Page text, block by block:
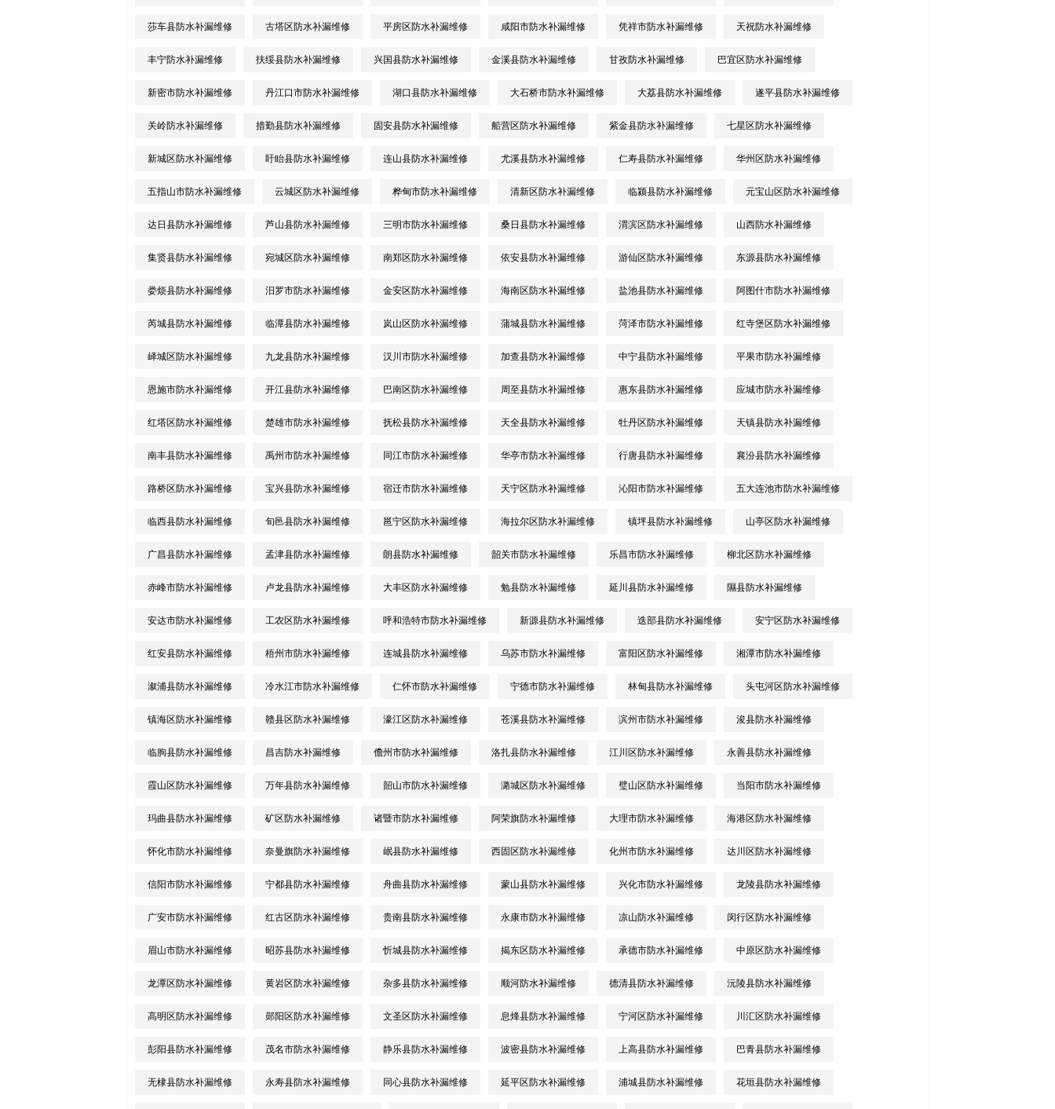
莎车县防水补漏维修 古塔区防水补漏维修 平房区防水补漏维修 咸阳市防水补漏维修 凭祥市防水补漏维修 天祝防水补漏维修
丰宁防水补漏维修 扶绥县防水补漏维修 兴国县防水补漏维修 金溪县防水补漏维修 甘孜防水补漏维修 巴宜区防水补漏维修
新密市防水补漏维修 丹江口市防水补漏维修 湖口县防水补漏维修 大石桥市防水补漏维修 大荔县防水补漏维修 遂平县防水补漏维修
关岭防水补漏维修 措勤县防水补漏维修 固安县防水补漏维修 船营区防水补漏维修 紫金县防水补漏维修 七星区防水补漏维修
新城区防水补漏维修 盱眙县防水补漏维修 连山县防水补漏维修 尤溪县防水补漏维修 仁寿县防水补漏维修 华州区防水补漏维修
五指山市防水补漏维修 云城区防水补漏维修 桦甸市防水补漏维修 清新区防水补漏维修 临颍县防水补漏维修 元宝山区防水补漏维修
达日县防水补漏维修 芦山县防水补漏维修 三明市防水补漏维修 桑日县防水补漏维修 渭滨区防水补漏维修 山西防水补漏维修
集贤县防水补漏维修 宛城区防水补漏维修 南郑区防水补漏维修 依安县防水补漏维修 游仙区防水补漏维修 东源县防水补漏维修
娄烦县防水补漏维修 汨罗市防水补漏维修 金安区防水补漏维修 海南区防水补漏维修 盐池县防水补漏维修 阿图什市防水补漏维修
芮城县防水补漏维修 临潭县防水补漏维修 岚山区防水补漏维修 蒲城县防水补漏维修 菏泽市防水补漏维修 红寺堡区防水补漏维修
峄城区防水补漏维修 九龙县防水补漏维修 汉川市防水补漏维修 加查县防水补漏维修 中宁县防水补漏维修 平果市防水补漏维修
恩施市防水补漏维修 开江县防水补漏维修 巴南区防水补漏维修 周至县防水补漏维修 惠东县防水补漏维修 应城市防水补漏维修
红塔区防水补漏维修 楚雄市防水补漏维修 抚松县防水补漏维修 天全县防水补漏维修 牡丹区防水补漏维修 天镇县防水补漏维修
南丰县防水补漏维修 禹州市防水补漏维修 同江市防水补漏维修 华亭市防水补漏维修 行唐县防水补漏维修 襄汾县防水补漏维修
路桥区防水补漏维修 宝兴县防水补漏维修 宿迁市防水补漏维修 天宁区防水补漏维修 沁阳市防水补漏维修 五大连池市防水补漏维修
临西县防水补漏维修 旬邑县防水补漏维修 邕宁区防水补漏维修 海拉尔区防水补漏维修 镇坪县防水补漏维修 山亭区防水补漏维修
广昌县防水补漏维修 孟津县防水补漏维修 朗县防水补漏维修 韶关市防水补漏维修 乐昌市防水补漏维修 柳北区防水补漏维修
赤峰市防水补漏维修 卢龙县防水补漏维修 大丰区防水补漏维修 勉县防水补漏维修 延川县防水补漏维修 隰县防水补漏维修
安达市防水补漏维修 工农区防水补漏维修 呼和浩特市防水补漏维修 新源县防水补漏维修 迭部县防水补漏维修 安宁区防水补漏维修
红安县防水补漏维修 梧州市防水补漏维修 连城县防水补漏维修 乌苏市防水补漏维修 富阳区防水补漏维修 湘潭市防水补漏维修
溆浦县防水补漏维修 冷水江市防水补漏维修 仁怀市防水补漏维修 宁德市防水补漏维修 林甸县防水补漏维修 头屯河区防水补漏维修
镇海区防水补漏维修 赣县区防水补漏维修 濠江区防水补漏维修 苍溪县防水补漏维修 滨州市防水补漏维修 浚县防水补漏维修
临朐县防水补漏维修 昌吉防水补漏维修 儋州市防水补漏维修 洛扎县防水补漏维修 江川区防水补漏维修 永善县防水补漏维修
霞山区防水补漏维修 万年县防水补漏维修 韶山市防水补漏维修 潞城区防水补漏维修 璧山区防水补漏维修 当阳市防水补漏维修
玛曲县防水补漏维修 矿区防水补漏维修 诸暨市防水补漏维修 阿荣旗防水补漏维修 大理市防水补漏维修 海港区防水补漏维修
怀化市防水补漏维修 奈曼旗防水补漏维修 岷县防水补漏维修 西固区防水补漏维修 化州市防水补漏维修 达川区防水补漏维修
信阳市防水补漏维修 宁都县防水补漏维修 舟曲县防水补漏维修 蒙山县防水补漏维修 兴化市防水补漏维修 龙陵县防水补漏维修
广安市防水补漏维修 红古区防水补漏维修 贵南县防水补漏维修 永康市防水补漏维修 凉山防水补漏维修 闵行区防水补漏维修
眉山市防水补漏维修 昭苏县防水补漏维修 忻城县防水补漏维修 揭东区防水补漏维修 承德市防水补漏维修 中原区防水补漏维修
龙潭区防水补漏维修 黄岩区防水补漏维修 杂多县防水补漏维修 顺河防水补漏维修 德清县防水补漏维修 沅陵县防水补漏维修
高明区防水补漏维修 郧阳区防水补漏维修 文圣区防水补漏维修 息烽县防水补漏维修 宁河区防水补漏维修 川汇区防水补漏维修
彭阳县防水补漏维修 茂名市防水补漏维修 静乐县防水补漏维修 波密县防水补漏维修 上高县防水补漏维修 巴青县防水补漏维修
无棣县防水补漏维修 永寿县防水补漏维修 同心县防水补漏维修 延平区防水补漏维修 浦城县防水补漏维修 花垣县防水补漏维修